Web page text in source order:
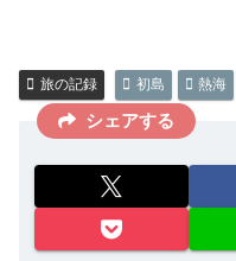
旅の記録 初島 熱海
シェアする